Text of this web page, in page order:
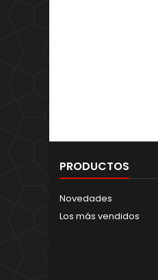
PRODUCTOS
Novedades
Los más vendidos